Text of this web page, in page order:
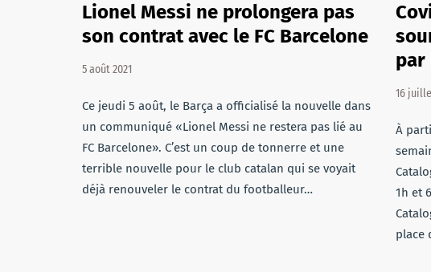
Lionel Messi ne prolongera pas
son contrat avec le FC Barcelone
5 août 2021
Ce jeudi 5 août, le Barça a officialisé la nouvelle dans
un communiqué «Lionel Messi ne restera pas lié au
FC Barcelone». C’est un coup de tonnerre et une
terrible nouvelle pour le club catalan qui se voyait
déjà renouveler le contrat du footballeur…
par
16
À
1h et
place